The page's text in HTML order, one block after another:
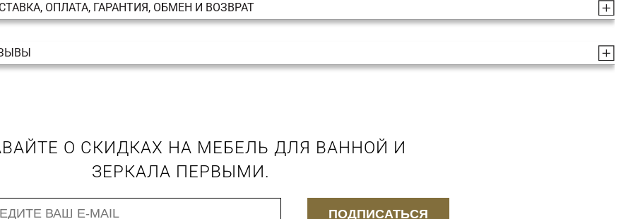
ОПЛАТА, ГАРАНТИЯ, ОБМЕН И ВОЗВРАТ
О СКИДКАХ НА МЕБЕЛЬ ДЛЯ ВАННОЙ И
ЗЕРКАЛА ПЕРВЫМИ.
ПОДПИСАТЬСЯ